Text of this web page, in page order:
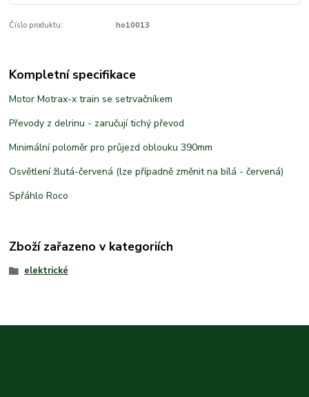
Číslo produktu: ho10013
Kompletní specifikace
Motor Motrax-x train se setrvačníkem
Převody z delrinu - zaručují tichý převod
Minimální poloměr pro průjezd oblouku 390mm
Osvětlení žlutá-červená (lze případně změnit na bílá - červená)
Spřáhlo Roco
Zboží zařazeno v kategoriích
elektrické